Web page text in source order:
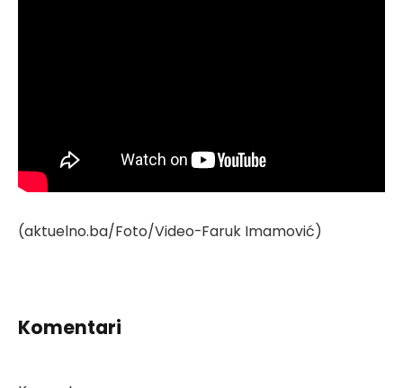
(aktuelno.ba/Foto/Video-Faruk Imamović)
Komentari